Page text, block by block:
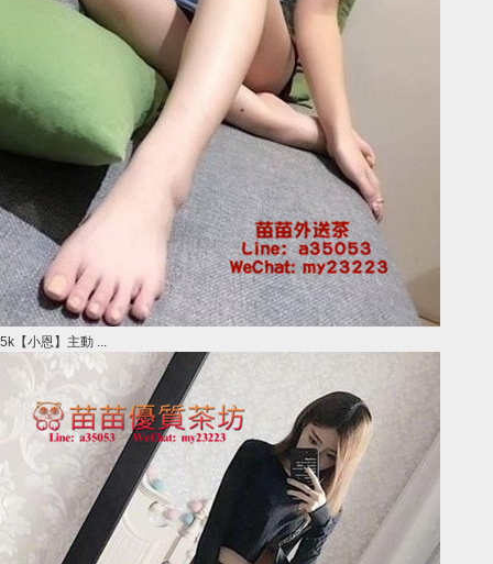
5k【小恩】主動 ...